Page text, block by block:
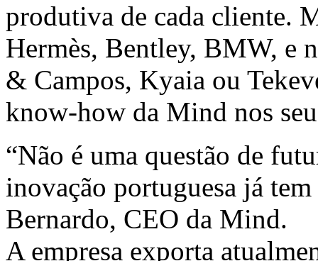
produtiva de cada cliente.
Hermès, Bentley, BMW, e
& Campos, Kyaia ou
know-how da Mind nos
“Não é uma questão de
inovação portuguesa já
Bernardo, CEO da Mind.
A empresa exporta